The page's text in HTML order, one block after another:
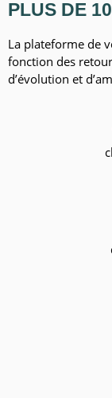
PLUS DE 10
La plateforme de
fonction des
d’évolution et